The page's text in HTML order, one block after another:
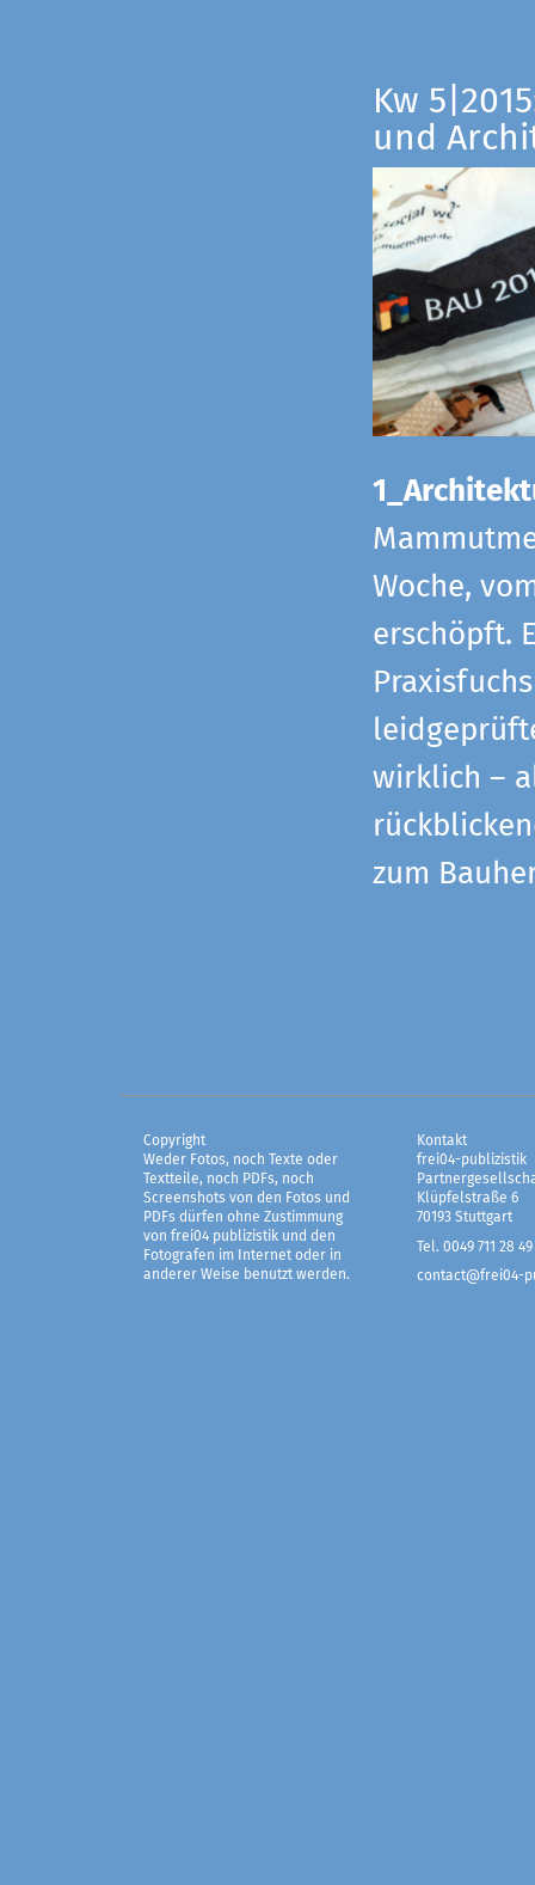
Kw
und
Woche,
erschöpft.
wirklich –
zum
Copyright
Weder Fotos, noch Texte oder
Textteile, noch PDFs, noch
Screenshots von den Fotos und
PDFs dürfen ohne Zustimmung
von frei04 publizistik und den
Fotografen im Internet oder in
anderer Weise benutzt werden.
Kontakt
frei04-publizistik
Klüpfelstraße 6
70193 Stuttgart
Tel. 0049 711 28 49
contact@frei04-